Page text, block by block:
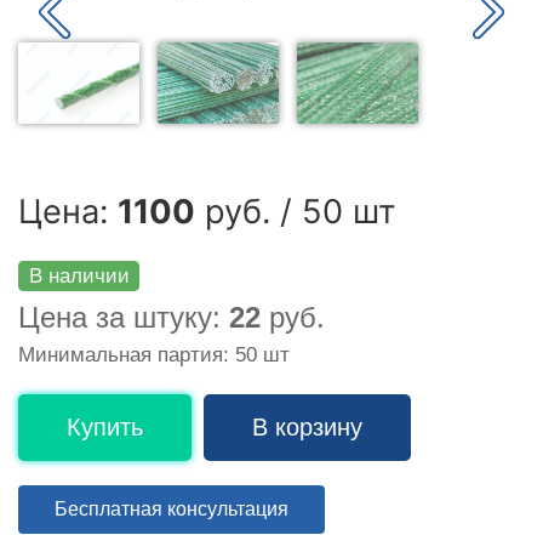
Цена: 1100 руб. / 50 шт
В наличии
Цена за штуку: 22 руб.
Минимальная партия: 50 шт
Купить В корзину
Бесплатная консультация